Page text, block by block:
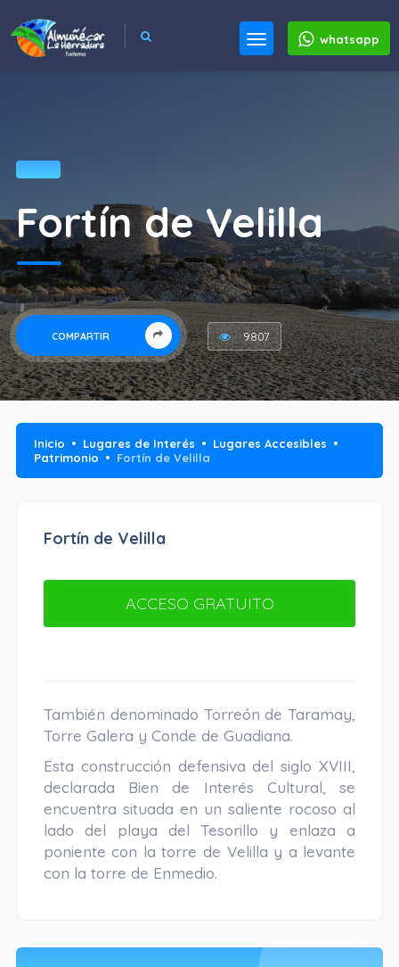
whatsapp
Fortín de Velilla
COMPARTIR 9807
Inicio Lugares de Interés
Lugares Accesibles
Patrimonio
Fortín de Velilla
Fortín de Velilla
ACCESO GRATUITO
También denominado Torreón de Taramay,
Torre Galera y Conde de Guadiana.
Esta construcción defensiva del siglo XVIII,
declarada Bien de Interés Cultural, se
encuentra situada en un saliente rocoso al
lado del playa del Tesorillo y enlaza a
poniente con la torre de Velilla y a levante
con la torre de Enmedio.